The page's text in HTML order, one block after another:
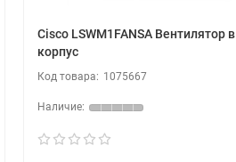
Cisco LSWM1FANSA Вентилятор в
корпус
1075667